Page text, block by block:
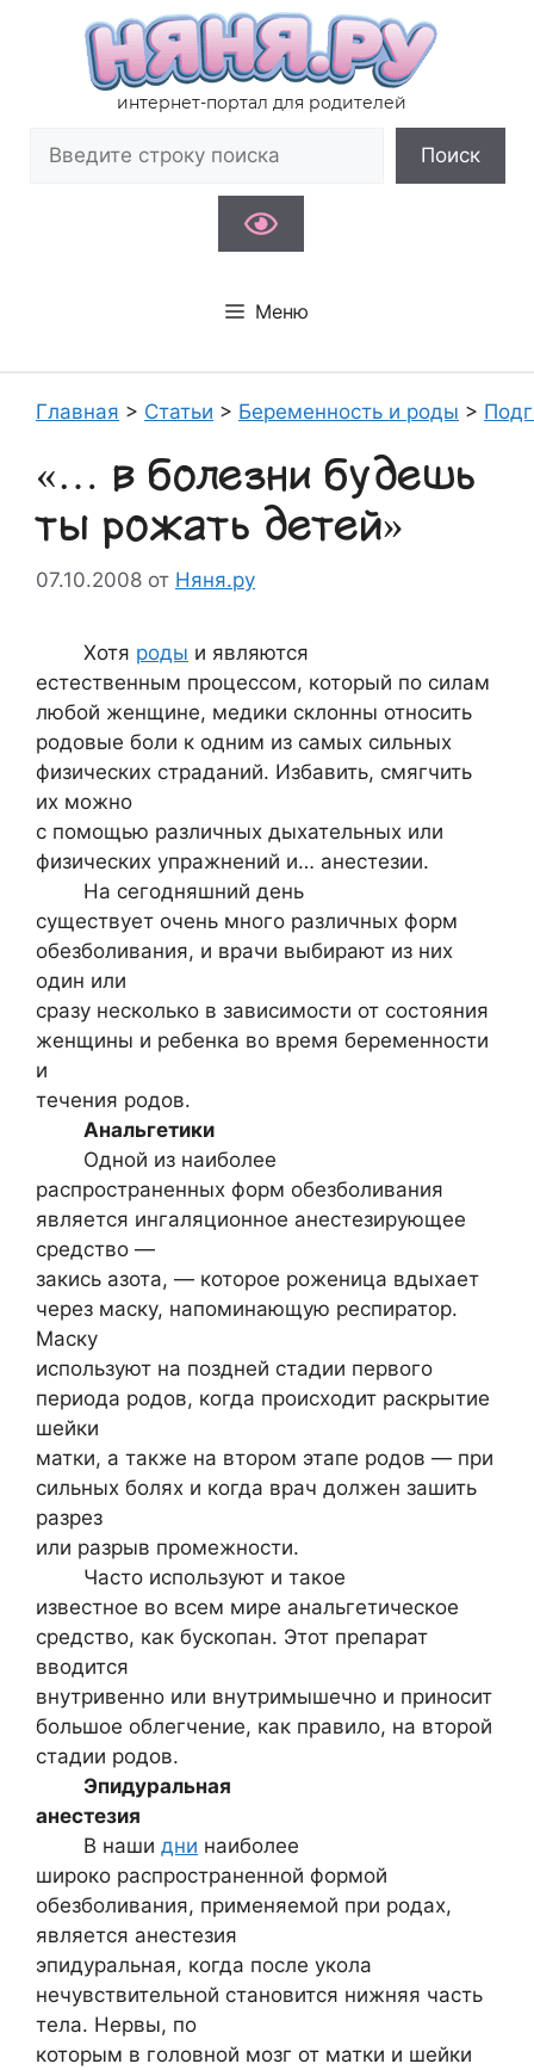
содержимому
интернет-портал для родителей
Поиск
Меню
Главная > Статьи > Беременность и роды >
«… в болезни будешь
ты рожать детей»
07.10.2008 от Няня.ру
Хотя роды и являются
естественным процессом, который по силам
любой женщине, медики склонны относить
родовые боли к одним из самых сильных
физических страданий. Избавить, смягчить
их можно
с помощью различных дыхательных или
физических упражнений и… анестезии.
На сегодняшний день
cуществует очень много различных форм
обезболивания, и врачи выбирают из них
один или
сразу несколько в зависимости от состояния
женщины и ребенка во время беременности
и
течения родов.
Анальгетики
Одной из наиболее
распространенных форм обезболивания
является ингаляционное анестезирующее
средство —
закись азота, — которое роженица вдыхает
через маску, напоминающую респиратор.
Маску
используют на поздней стадии первого
периода родов, когда происходит раскрытие
шейки
матки, а также на втором этапе родов — при
сильных болях и когда врач должен зашить
разрез
или разрыв промежности.
Часто используют и такое
известное во всем мире анальгетическое
средство, как бускопан. Этот препарат
вводится
внутривенно или внутримышечно и приносит
большое облегчение, как правило, на второй
стадии родов.
Эпидуральная
анестезия
В наши дни наиболее
широко распространенной формой
обезболивания, применяемой при родах,
является анестезия
эпидуральная, когда после укола
нечувствительной становится нижняя часть
тела. Нервы, по
которым в головной мозг от матки и шейки